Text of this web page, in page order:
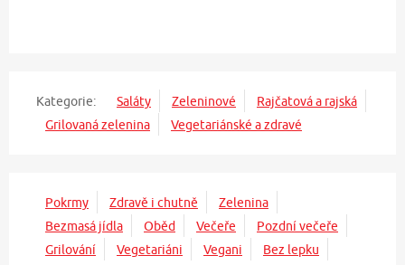
Kategorie: Saláty Zeleninové
Rajčatová a rajská
Grilovaná zelenina
Vegetariánské a zdravé
Pokrmy Zdravě i chutně
Zelenina
Bezmasá jídla
Oběd Večeře
Pozdní večeře
Grilování
Vegetariáni Vegani
Bez lepku